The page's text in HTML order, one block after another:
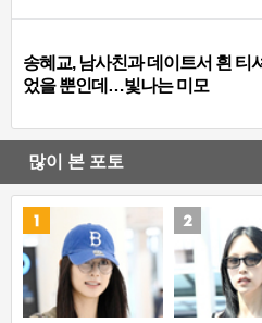
송혜교, 남사친과 데이트서 흰 티
었을 뿐인데…빛나는 미모
많이 본 포토